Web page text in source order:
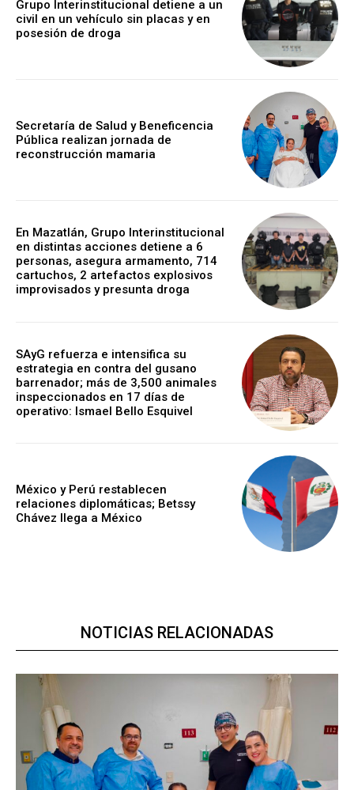
Grupo Interinstitucional detiene a un
civil en un vehículo sin placas y en
posesión de droga
Secretaría de Salud y Beneficencia
Pública realizan jornada de
reconstrucción mamaria
En Mazatlán, Grupo Interinstitucional
en distintas acciones detiene a 6
personas, asegura armamento, 714
cartuchos, 2 artefactos explosivos
improvisados y presunta droga
SAyG refuerza e intensifica su
estrategia en contra del gusano
barrenador; más de 3,500 animales
inspeccionados en 17 días de
operativo: Ismael Bello Esquivel
México y Perú restablecen
relaciones diplomáticas; Betssy
Chávez llega a México
NOTICIAS RELACIONADAS